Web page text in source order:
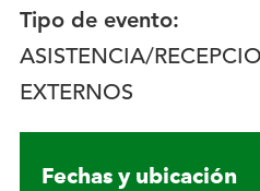
Tipo de evento:
ASISTENCIA/
EXTERNOS
Fechas y ubicación